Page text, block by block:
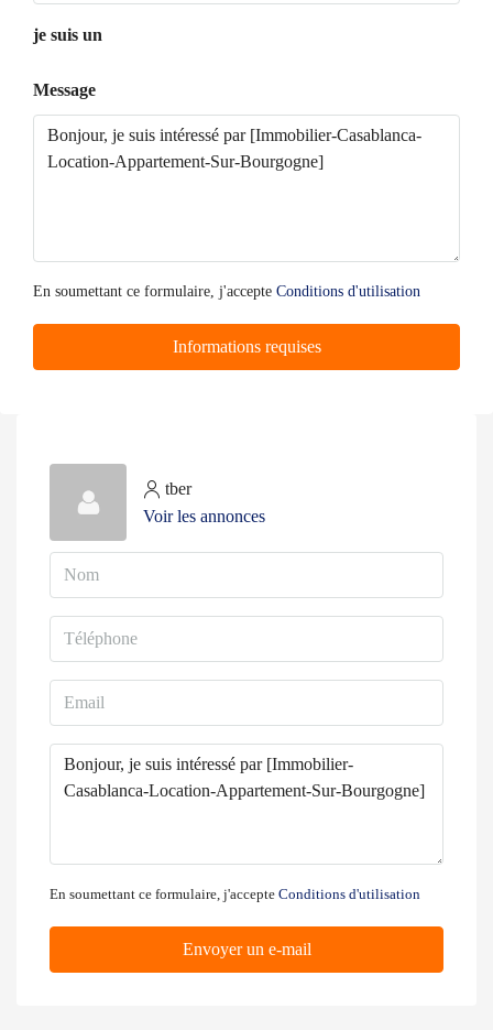
je suis un
Message
En soumettant ce formulaire, j'accepte Conditions d'utilisation
Informations requises
tber
Voir les annonces
En soumettant ce formulaire, j'accepte Conditions d'utilisation
Envoyer un e-mail